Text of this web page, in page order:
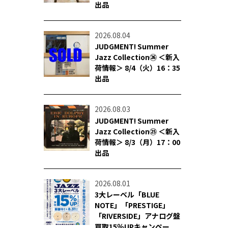
出品
2026.08.04
JUDGMENT! Summer
Jazz Collection㉖ ＜新入
荷情報＞ 8/4（火）16：35
出品
2026.08.03
JUDGMENT! Summer
Jazz Collection㉕ ＜新入
荷情報＞ 8/3（月）17：00
出品
2026.08.01
3大レーベル「BLUE
NOTE」「PRESTIGE」
「RIVERSIDE」アナログ盤